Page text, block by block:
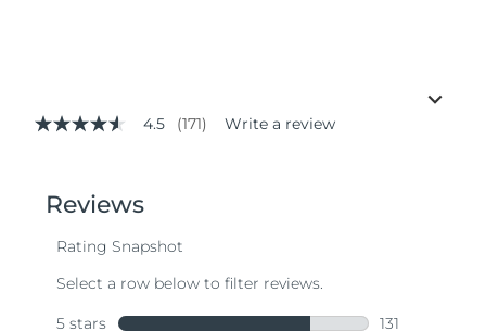
4.5
stars,
average
value.
171
Same
4.5 (171) Write a review